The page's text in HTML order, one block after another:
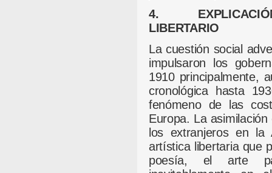
4. EXPLICACIÓN
LIBERTARIO
La cuestión social
impulsaron los
1910 principalmente,
cronológica hasta
fenómeno de las
Europa. La
los extranjeros en
artística libertaria que
poesía, el arte